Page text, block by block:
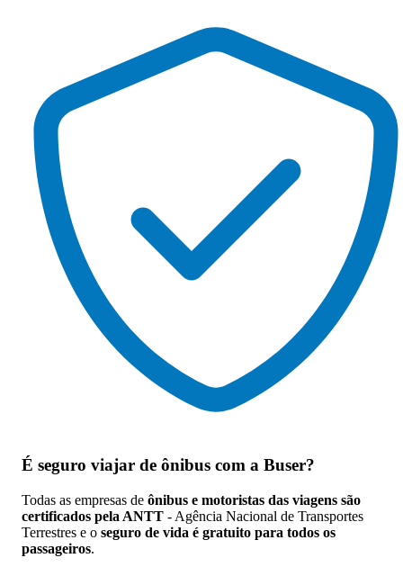
É seguro viajar de ônibus com a Buser?
Todas as empresas de ônibus e motoristas das viagens são
certificados pela ANTT - Agência Nacional de Transportes
Terrestres e o seguro de vida é gratuito para todos os
passageiros.